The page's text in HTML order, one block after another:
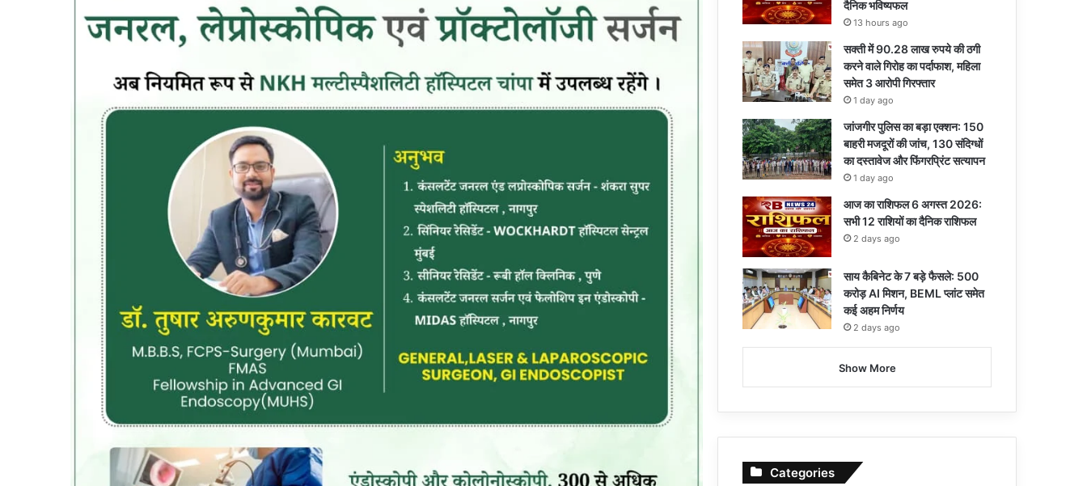
दैनिक भविष्यफल
13 hours ago
सक्ती में 90.28 लाख रुपये की ठगी
करने वाले गिरोह का पर्दाफाश, महिला
समेत 3 आरोपी गिरफ्तार
1 day ago
जांजगीर पुलिस का बड़ा एक्शन: 150
बाहरी मजदूरों की जांच, 130 संदिग्धों
का दस्तावेज और फिंगरप्रिंट सत्यापन
1 day ago
आज का राशिफल 6 अगस्त 2026:
सभी 12 राशियों का दैनिक राशिफल
2 days ago
साय कैबिनेट के 7 बड़े फैसले: 500
करोड़ AI मिशन, BEML प्लांट समेत
कई अहम निर्णय
2 days ago
Show More
Categories